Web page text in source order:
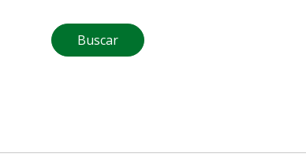
Buscar